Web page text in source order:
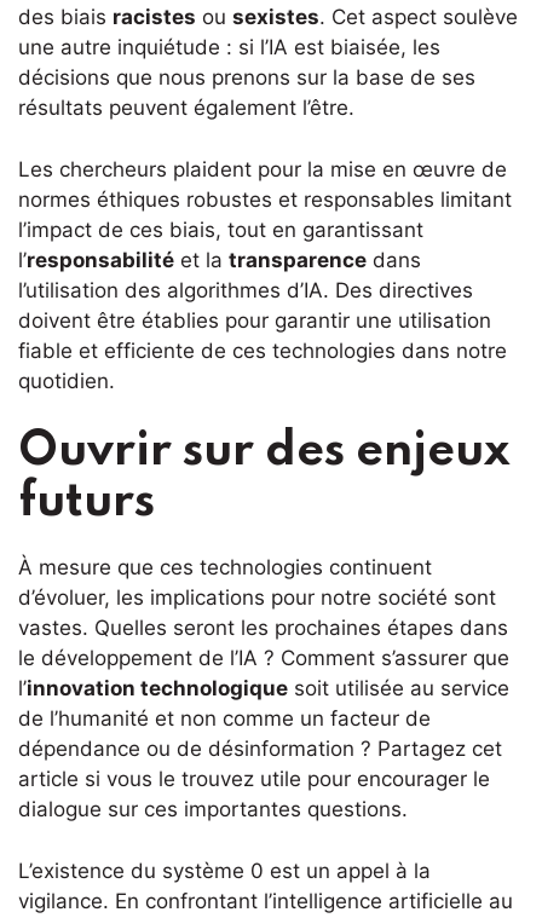
des biais racistes ou sexistes. Cet aspect soulève
une autre inquiétude : si l’IA est biaisée, les
décisions que nous prenons sur la base de ses
résultats peuvent également l’être.
Les chercheurs plaident pour la mise en œuvre de
normes éthiques robustes et responsables limitant
l’impact de ces biais, tout en garantissant
l’responsabilité et la transparence dans
l’utilisation des algorithmes d’IA. Des directives
doivent être établies pour garantir une utilisation
fiable et efficiente de ces technologies dans notre
quotidien.
Ouvrir sur des enjeux
futurs
À mesure que ces technologies continuent
d’évoluer, les implications pour notre société sont
vastes. Quelles seront les prochaines étapes dans
le développement de l’IA ? Comment s’assurer que
l’innovation technologique soit utilisée au service
de l’humanité et non comme un facteur de
dépendance ou de désinformation ? Partagez cet
article si vous le trouvez utile pour encourager le
dialogue sur ces importantes questions.
L’existence du système 0 est un appel à la
vigilance. En confrontant l’intelligence artificielle au